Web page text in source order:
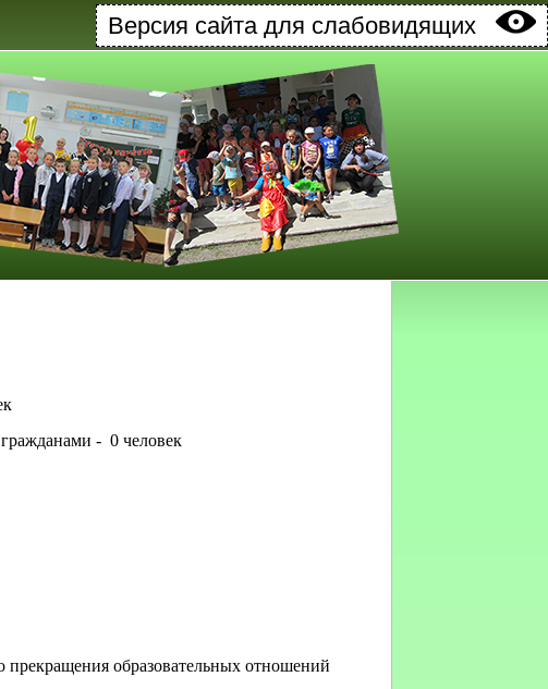
Версия сайта для слабовидящих
- 0 человек
прекращения образовательных отношений